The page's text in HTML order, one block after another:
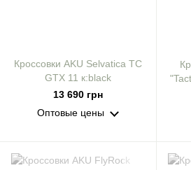
Кроссовки AKU Selvatica TC
GTX 11 к:black
13 690 грн
Оптовые цены